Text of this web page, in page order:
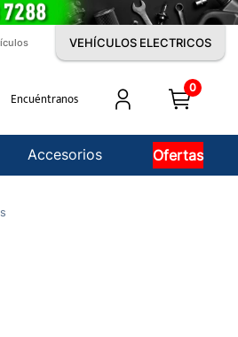
VEHÍCULOS ELECTRICOS
Encuéntranos
0
Accesorios Ofertas